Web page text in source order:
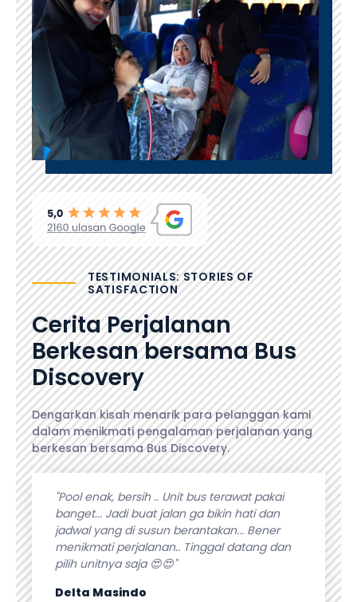
TESTIMONIALS: STORIES OF
SATISFACTION
Cerita Perjalanan
Berkesan bersama Bus
Discovery
Dengarkan kisah menarik para pelanggan kami
dalam menikmati pengalaman perjalanan yang
berkesan bersama Bus Discovery.
bus
"Pool enak, bersih .. Unit bus terawat pakai
banget... Jadi buat jalan ga bikin hati dan
jadwal yang di susun berantakan... Bener
menikmati perjalanan.. Tinggal datang dan
pilih unitnya saja 😍😍"
Delta Masindo
Isti